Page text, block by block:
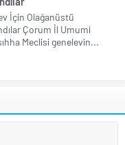
İçin Olağanüstü
Çorum İl Umumi
Meclisi genelevin...